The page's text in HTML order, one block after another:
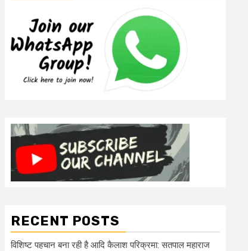
RECENT POSTS
विशिष्ट पहचान बना रही है आदि कैलाश परिक्रमा: सतपाल महाराज